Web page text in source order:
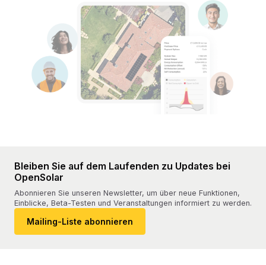
Bleiben Sie auf dem Laufenden zu Updates bei
OpenSolar
Abonnieren Sie unseren Newsletter, um über neue Funktionen,
Einblicke, Beta-Testen und Veranstaltungen informiert zu werden.
Mailing-Liste abonnieren